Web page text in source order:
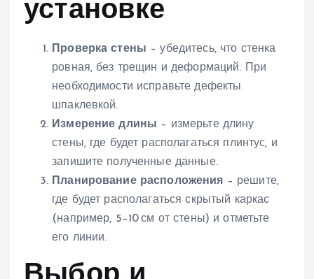
установке
Проверка стены – убедитесь, что стенка
ровная, без трещин и деформаций. При
необходимости исправьте дефекты
шпаклевкой.
Измерение длины – измерьте длину
стены, где будет располагаться плинтус, и
запишите полученные данные.
Планирование расположения – решите,
где будет располагаться скрытый каркас
(например, 5–10 см от стены) и отметьте
его линии.